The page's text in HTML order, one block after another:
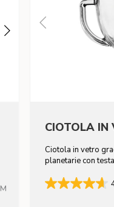
CIOTOLA IN
Ciotola in vetro
planetarie con